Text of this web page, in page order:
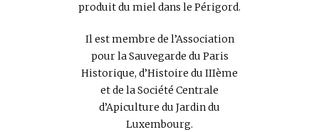
produit du miel dans le Périgord.
Il est membre de l’Association
pour la Sauvegarde du Paris
Historique, d’Histoire du IIIème
et de la Société Centrale
d’Apiculture du Jardin du
Luxembourg.